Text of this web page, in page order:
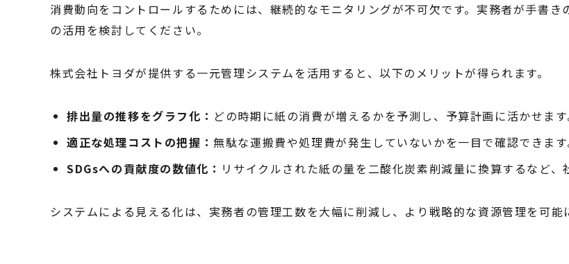
消費動向をコントロールするためには、継続的なモニタリングが不可欠です。実務者が手書
の活用を検討してください。
株式会社トヨダが提供する一元管理システムを活用すると、以下のメリットが得られます。
排出量の推移をグラフ化： どの時期に紙の消費が増えるかを予測し、予算計画に活かせます
適正な処理コストの把握：無駄な運搬費や処理費が発生していないかを一目で確認できます
SDGsへの貢献度の数値化： リサイクルされた紙の量を二酸化炭素削減量に換算するなど、
システムによる見える化は、実務者の管理工数を大幅に削減し、より戦略的な資源管理を可能